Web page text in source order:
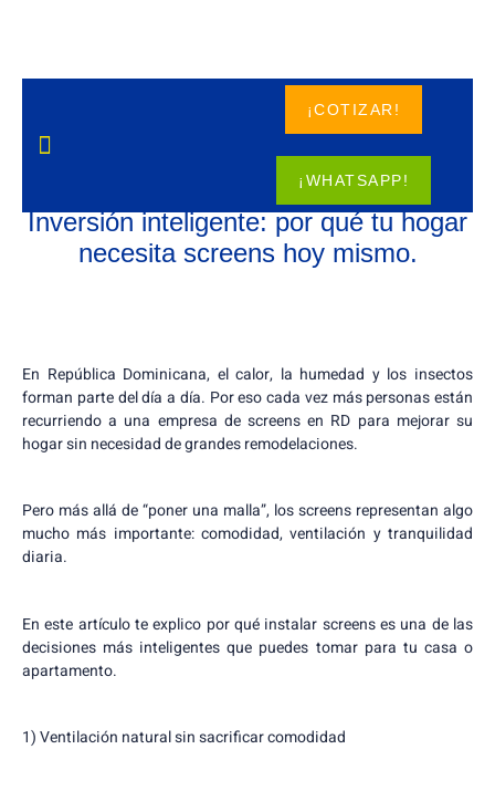
¡COTIZAR!
¡WHATSAPP!
Inversión inteligente: por qué tu hogar
necesita screens hoy mismo.
En República Dominicana, el calor, la humedad y los insectos
forman parte del día a día. Por eso cada vez más personas están
recurriendo a una empresa de screens en RD para mejorar su
hogar sin necesidad de grandes remodelaciones.
Pero más allá de “poner una malla”, los screens representan algo
mucho más importante: comodidad, ventilación y tranquilidad
diaria.
En este artículo te explico por qué instalar screens es una de las
decisiones más inteligentes que puedes tomar para tu casa o
apartamento.
1) Ventilación natural sin sacrificar comodidad